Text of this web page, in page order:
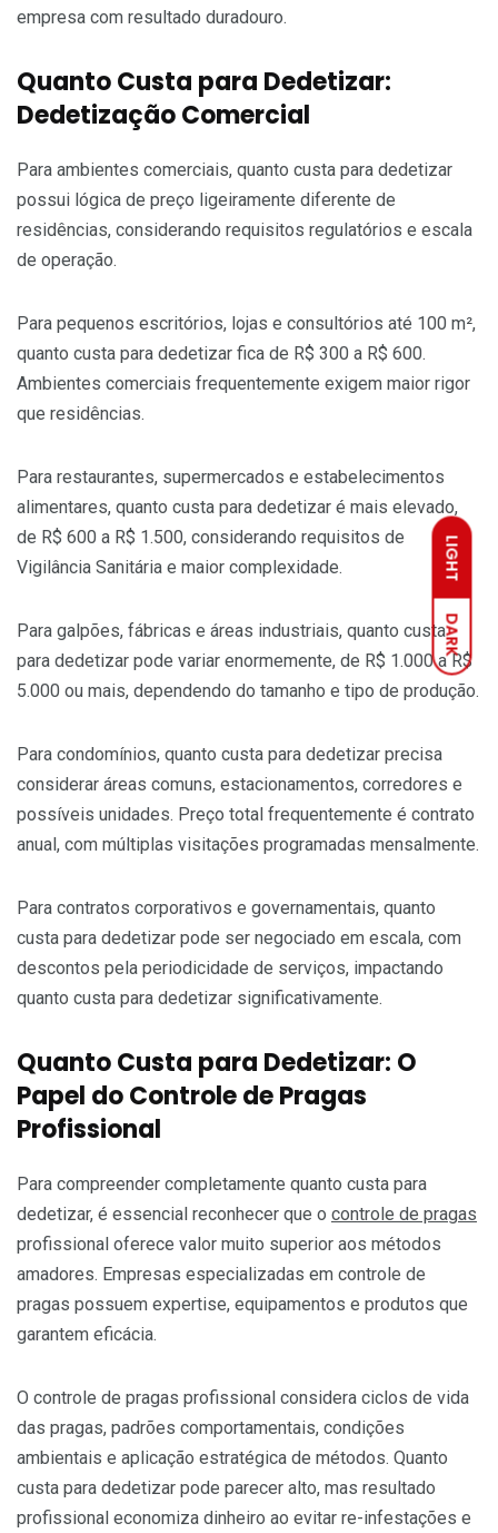
LIGHT
DARK
empresa com resultado duradouro.
Quanto Custa para Dedetizar:
Dedetização Comercial
Para ambientes comerciais, quanto custa para dedetizar
possui lógica de preço ligeiramente diferente de
residências, considerando requisitos regulatórios e escala
de operação.
Para pequenos escritórios, lojas e consultórios até 100 m²,
quanto custa para dedetizar fica de R$ 300 a R$ 600.
Ambientes comerciais frequentemente exigem maior rigor
que residências.
Para restaurantes, supermercados e estabelecimentos
alimentares, quanto custa para dedetizar é mais elevado,
de R$ 600 a R$ 1.500, considerando requisitos de
Vigilância Sanitária e maior complexidade.
Para galpões, fábricas e áreas industriais, quanto custa
para dedetizar pode variar enormemente, de R$ 1.000 a R$
5.000 ou mais, dependendo do tamanho e tipo de produção.
Para condomínios, quanto custa para dedetizar precisa
considerar áreas comuns, estacionamentos, corredores e
possíveis unidades. Preço total frequentemente é contrato
anual, com múltiplas visitações programadas mensalmente.
Para contratos corporativos e governamentais, quanto
custa para dedetizar pode ser negociado em escala, com
descontos pela periodicidade de serviços, impactando
quanto custa para dedetizar significativamente.
Quanto Custa para Dedetizar: O
Papel do Controle de Pragas
Profissional
Para compreender completamente quanto custa para
dedetizar, é essencial reconhecer que o controle de pragas
profissional oferece valor muito superior aos métodos
amadores. Empresas especializadas em controle de
pragas possuem expertise, equipamentos e produtos que
garantem eficácia.
O controle de pragas profissional considera ciclos de vida
das pragas, padrões comportamentais, condições
ambientais e aplicação estratégica de métodos. Quanto
custa para dedetizar pode parecer alto, mas resultado
profissional economiza dinheiro ao evitar re-infestações e